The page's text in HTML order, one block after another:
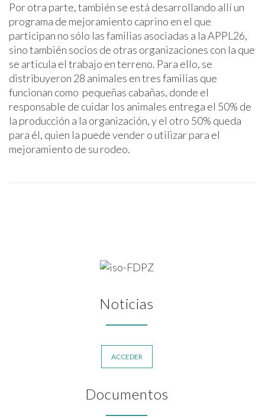
Por otra parte, también se está desarrollando allí un
programa de mejoramiento caprino en el que
participan no sólo las familias asociadas a la APPL26,
sino también socios de otras organizaciones con la que
se articula el trabajo en terreno. Para ello, se
distribuyeron 28 animales en tres familias que
funcionan como pequeñas cabañas, donde el
responsable de cuidar los animales entrega el 50% de
la producción a la organización, y el otro 50% queda
para él, quien la puede vender o utilizar para el
mejoramiento de su rodeo.
Noticias
ACCEDER
Documentos